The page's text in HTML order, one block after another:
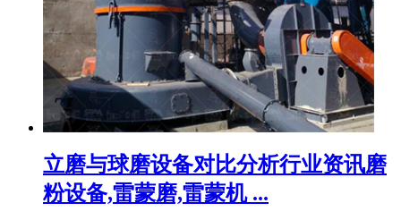
立磨与球磨设备对比分析行业资讯磨
粉设备,雷蒙磨,雷蒙机 ...